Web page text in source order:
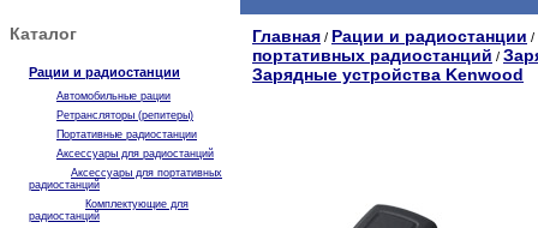
Каталог
Рации и радиостанции
Автомобильные рации
Ретрансляторы (репитеры)
Портативные радиостанции
Аксессуары для радиостанций
Аксессуары для портативных
радиостанций
Комплектующие для
радиостанций
Главная / Рации и радиостанции /
портативных радиостанций /
Зарядные устройства Kenwood